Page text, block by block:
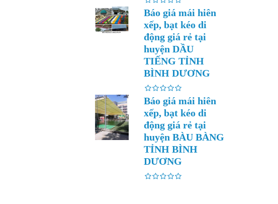
Báo giá mái hiên
xếp, bạt kéo di
động giá rẻ tại
huyện DẦU
TIẾNG TỈNH
BÌNH DƯƠNG
Báo giá mái hiên
xếp, bạt kéo di
động giá rẻ tại
huyện BÀU BÀNG
TỈNH BÌNH
DƯƠNG